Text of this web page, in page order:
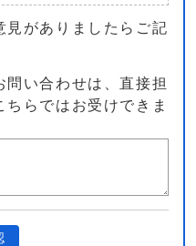
見がありましたらご記
問い合わせは、直接担
らではお受けできま